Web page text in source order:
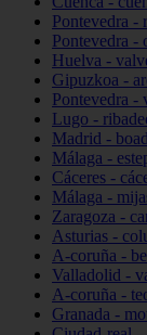
Pontevedra -
Pontevedra -
Huelva -
Gipuzkoa -
Pontevedra -
Lugo -
Madrid -
Málaga -
Cáceres -
Málaga -
Zaragoza -
Asturias -
A-coruña -
Valladolid -
A-coruña -
Granada -